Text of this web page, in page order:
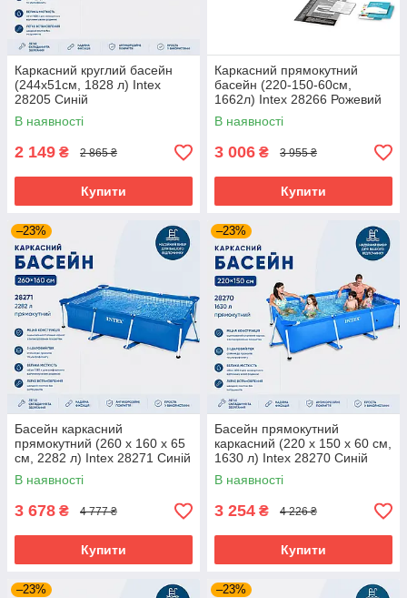
Каркасний круглий басейн
(244х51см, 1828 л) Intex
28205 Синій
В наявності
2 149 ₴ 2 865 ₴
Купити
Каркасний прямокутний
басейн (220-150-60см,
1662л) Intex 28266 Рожевий
В наявності
3 006 ₴ 3 955 ₴
Купити
–23%
Басейн каркасний
прямокутний (260 x 160 x 65
см, 2282 л) Intex 28271 Синій
В наявності
3 678 ₴ 4 777 ₴
Купити
–23%
Басейн прямокутний
каркасний (220 x 150 x 60 см,
1630 л) Intex 28270 Синій
В наявності
3 254 ₴ 4 226 ₴
Купити
–23% –23%